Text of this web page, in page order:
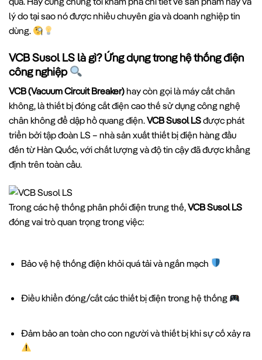
lý do tại sao nó được nhiều chuyên gia và doanh nghiệp tin
dùng.
VCB Susol LS là gì? Ứng dụng trong hệ thống điện
công nghiệp
VCB (Vacuum Circuit Breaker)hay còn gọi là máy cắt chân
không, là thiết bị đóng cắt điện cao thế sử dụng công nghệ
chân không để dập hồ quang điện.VCB Susol LSđược phát
triển bởi tập đoàn LS – nhà sản xuất thiết bị điện hàng đầu
đến từ Hàn Quốc, với chất lượng và độ tin cậy đã được khẳng
định trên toàn cầu.
Trong các hệ thống phân phối điện trung thế,VCB Susol LS
đóng vai trò quan trọng trong việc:
Bảo vệ hệ thống điện khỏi quá tải và ngắn mạch
Điều khiển đóng/cắt các thiết bị điện trong hệ thống
Đảm bảo an toàn cho con người và thiết bị khi sự cố xảy ra